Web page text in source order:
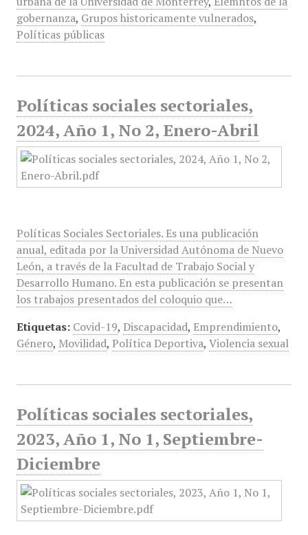
gobernanza, Grupos historicamente vulnerados,
Políticas públicas
Políticas sociales sectoriales,
2024, Año 1, No 2, Enero-Abril
Políticas Sociales Sectoriales. Es una publicación
anual, editada por la Universidad Autónoma de Nuevo
León, a través de la Facultad de Trabajo Social y
Desarrollo Humano. En esta publicación se presentan
los trabajos presentados del coloquio que…
Etiquetas: Covid-19, Discapacidad, Emprendimiento,
Género, Movilidad, Política Deportiva, Violencia sexual
Políticas sociales sectoriales,
2023, Año 1, No 1, Septiembre-
Diciembre